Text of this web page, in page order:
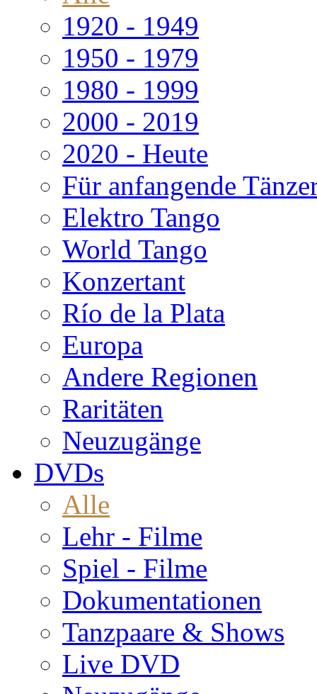
1920 - 1949
1950 - 1979
1980 - 1999
2000 - 2019
2020 - Heute
Für anfangende
Elektro Tango
World Tango
Konzertant
Río de la Plata
Europa
Andere Regionen
Raritäten
Neuzugänge
DVDs
Alle
Lehr - Filme
Spiel - Filme
Dokumentationen
Tanzpaare & Shows
Live DVD